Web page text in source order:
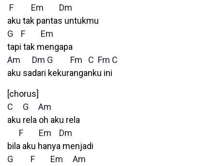
F
Em
Dm
aku tak pantas untukmu
G
F
Em
tapi tak mengapa
Am
Dm G Fm C Fm C
aku sadari kekuranganku ini
[chorus]
C
G
Am
aku rela oh aku rela
F
Em
Dm
bila aku hanya menjadi
G
F Em
Am